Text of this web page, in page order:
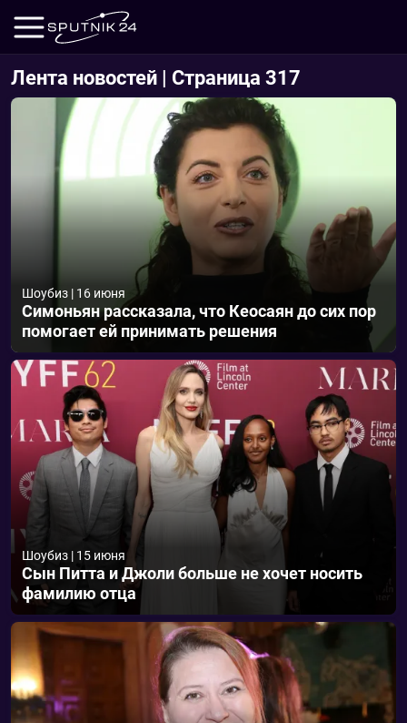
Лента новостей | Страница 317
Шоубиз | 16 июня
Симоньян рассказала, что Кеосаян до сих пор
помогает ей принимать решения
Шоубиз | 15 июня
Сын Питта и Джоли больше не хочет носить
фамилию отца